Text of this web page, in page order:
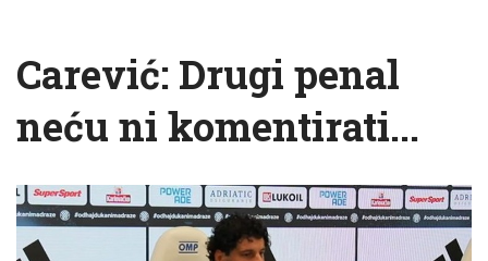
Carević: Drugi penal
neću ni komentirati...